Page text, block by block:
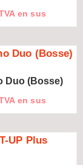
en sus
Duo (Bosse)
en sus